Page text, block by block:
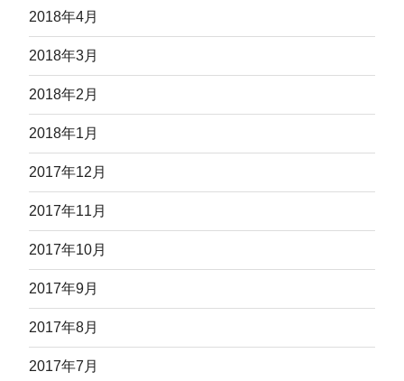
2018年4月
2018年3月
2018年2月
2018年1月
2017年12月
2017年11月
2017年10月
2017年9月
2017年8月
2017年7月